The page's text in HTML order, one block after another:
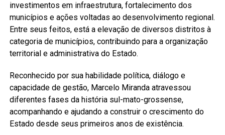
investimentos em infraestrutura, fortalecimento dos
municípios e ações voltadas ao desenvolvimento regional.
Entre seus feitos, está a elevação de diversos distritos à
categoria de municípios, contribuindo para a organização
territorial e administrativa do Estado.
Reconhecido por sua habilidade política, diálogo e
capacidade de gestão, Marcelo Miranda atravessou
diferentes fases da história sul-mato-grossense,
acompanhando e ajudando a construir o crescimento do
Estado desde seus primeiros anos de existência.